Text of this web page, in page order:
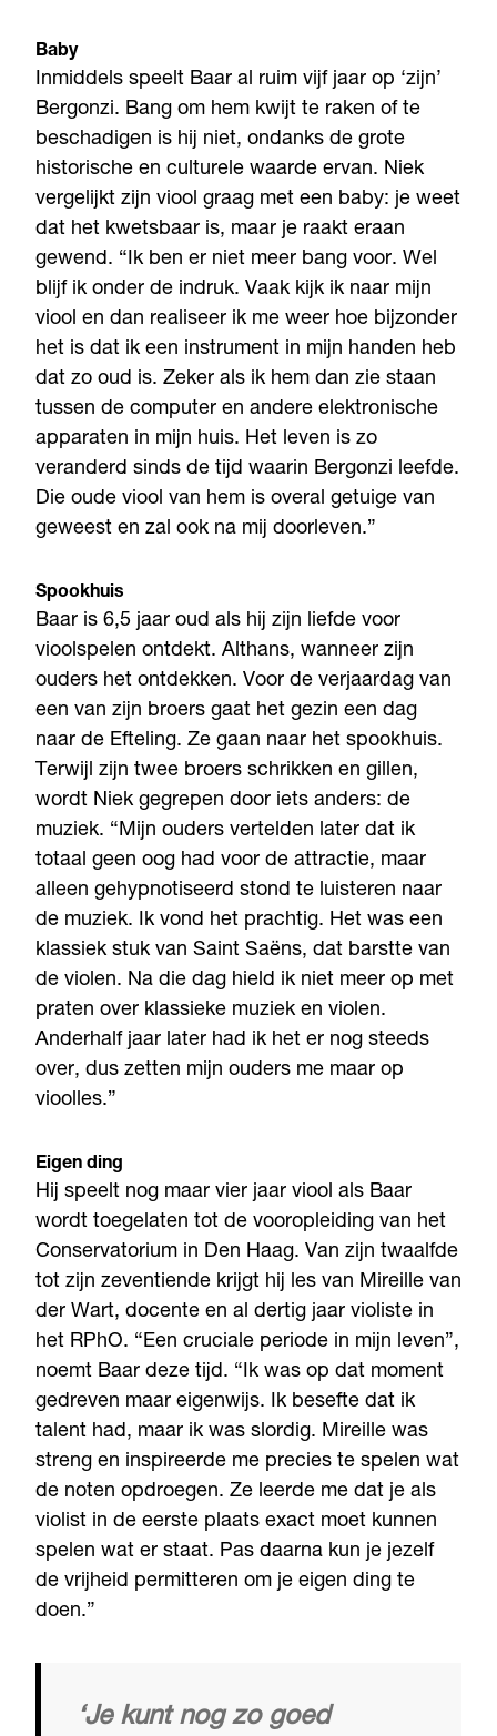
Baby
Inmiddels speelt Baar al ruim vijf jaar op ‘zijn’
Bergonzi. Bang om hem kwijt te raken of te
beschadigen is hij niet, ondanks de grote
historische en culturele waarde ervan. Niek
vergelijkt zijn viool graag met een baby: je weet
dat het kwetsbaar is, maar je raakt eraan
gewend. “Ik ben er niet meer bang voor. Wel
blijf ik onder de indruk. Vaak kijk ik naar mijn
viool en dan realiseer ik me weer hoe bijzonder
het is dat ik een instrument in mijn handen heb
dat zo oud is. Zeker als ik hem dan zie staan
tussen de computer en andere elektronische
apparaten in mijn huis. Het leven is zo
veranderd sinds de tijd waarin Bergonzi leefde.
Die oude viool van hem is overal getuige van
geweest en zal ook na mij doorleven.”
Spookhuis
Baar is 6,5 jaar oud als hij zijn liefde voor
vioolspelen ontdekt. Althans, wanneer zijn
ouders het ontdekken. Voor de verjaardag van
een van zijn broers gaat het gezin een dag
naar de Efteling. Ze gaan naar het spookhuis.
Terwijl zijn twee broers schrikken en gillen,
wordt Niek gegrepen door iets anders: de
muziek. “Mijn ouders vertelden later dat ik
totaal geen oog had voor de attractie, maar
alleen gehypnotiseerd stond te luisteren naar
de muziek. Ik vond het prachtig. Het was een
klassiek stuk van Saint Saëns, dat barstte van
de violen. Na die dag hield ik niet meer op met
praten over klassieke muziek en violen.
Anderhalf jaar later had ik het er nog steeds
over, dus zetten mijn ouders me maar op
vioolles.”
Eigen ding
Hij speelt nog maar vier jaar viool als Baar
wordt toegelaten tot de vooropleiding van het
Conservatorium in Den Haag. Van zijn twaalfde
tot zijn zeventiende krijgt hij les van Mireille van
der Wart, docente en al dertig jaar violiste in
het RPhO. “Een cruciale periode in mijn leven”,
noemt Baar deze tijd. “Ik was op dat moment
gedreven maar eigenwijs. Ik besefte dat ik
talent had, maar ik was slordig. Mireille was
streng en inspireerde me precies te spelen wat
de noten opdroegen. Ze leerde me dat je als
violist in de eerste plaats exact moet kunnen
spelen wat er staat. Pas daarna kun je jezelf
de vrijheid permitteren om je eigen ding te
doen.”
‘Je kunt nog zo goed